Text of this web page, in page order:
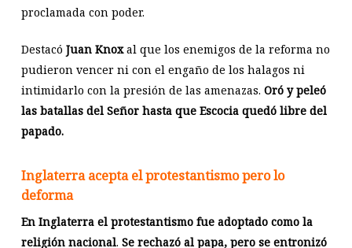
proclamada con poder.
Destacó Juan Knoxal que los enemigos de la reforma no
pudieron vencer ni con el engaño de los halagos ni
intimidarlo con la presión de las amenazas. Oró y peleó
las batallas del Señor hasta que Escocia quedó libre del
papado.
Inglaterra acepta el protestantismo pero lo
deforma
En Inglaterra el protestantismo fue adoptado como la
religión nacional. Se rechazó al papa, pero se entronizó